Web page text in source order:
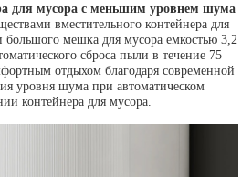
для мусора с меньшим уровнем шума
вместительного контейнера для
большого мешка для мусора емкостью 3,2
сброса пыли в течение 75
отдыхом благодаря современной
уровня шума при автоматическом
контейнера для мусора.